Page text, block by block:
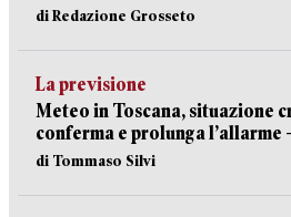
di Redazione Grosseto
La previsione
Meteo in Toscana, situazione
conferma e prolunga l’allarme
di Tommaso Silvi